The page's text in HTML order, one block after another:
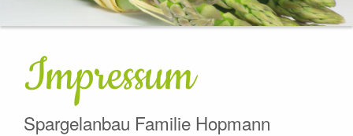
Impressum
Spargelanbau Familie Hopmann